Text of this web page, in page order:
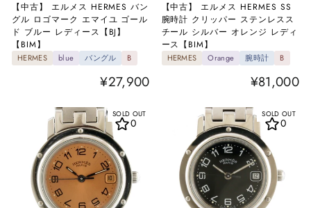
【中古】 エルメス HERMES バン
グル ロゴマーク エマイユ ゴール
ド ブルー レディース【BJ】
【BIM】
HERMES blue バングル B
¥27,900
【中古】 エルメス HERMES SS
腕時計 クリッパー ステンレスス
チール シルバー オレンジ レディ
ース【BIM】
HERMES Orange 腕時計 B
¥81,000
SOLD OUT
0
SOLD OUT
0